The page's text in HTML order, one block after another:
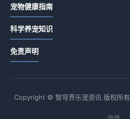
宠物健康指南
科学养宠知识
免责声明
Copyright © 智穹界乐宠资讯 版权所有